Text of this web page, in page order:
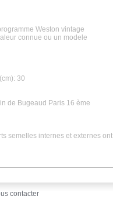
Weston vintage
connue ou un modele
30
de Bugeaud Paris 16 ème
semelles internes et externes ont
contacter